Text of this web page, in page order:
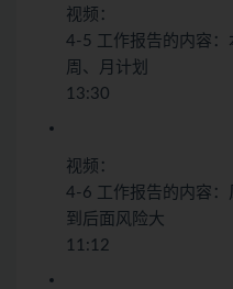
视频：
4-5 工作报告的内容：
周、月计划
13:30
视频：
4-6 工作报告的内容：
到后面风险大
11:12